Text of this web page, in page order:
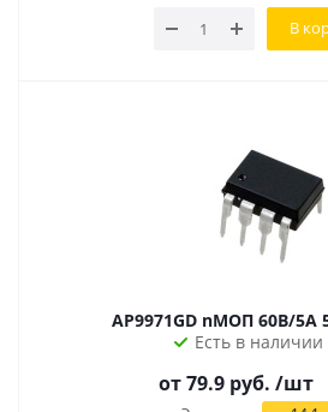
В
Есть в наличии
от 79.9 руб. /шт